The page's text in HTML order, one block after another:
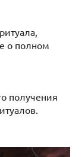
о полном
получения